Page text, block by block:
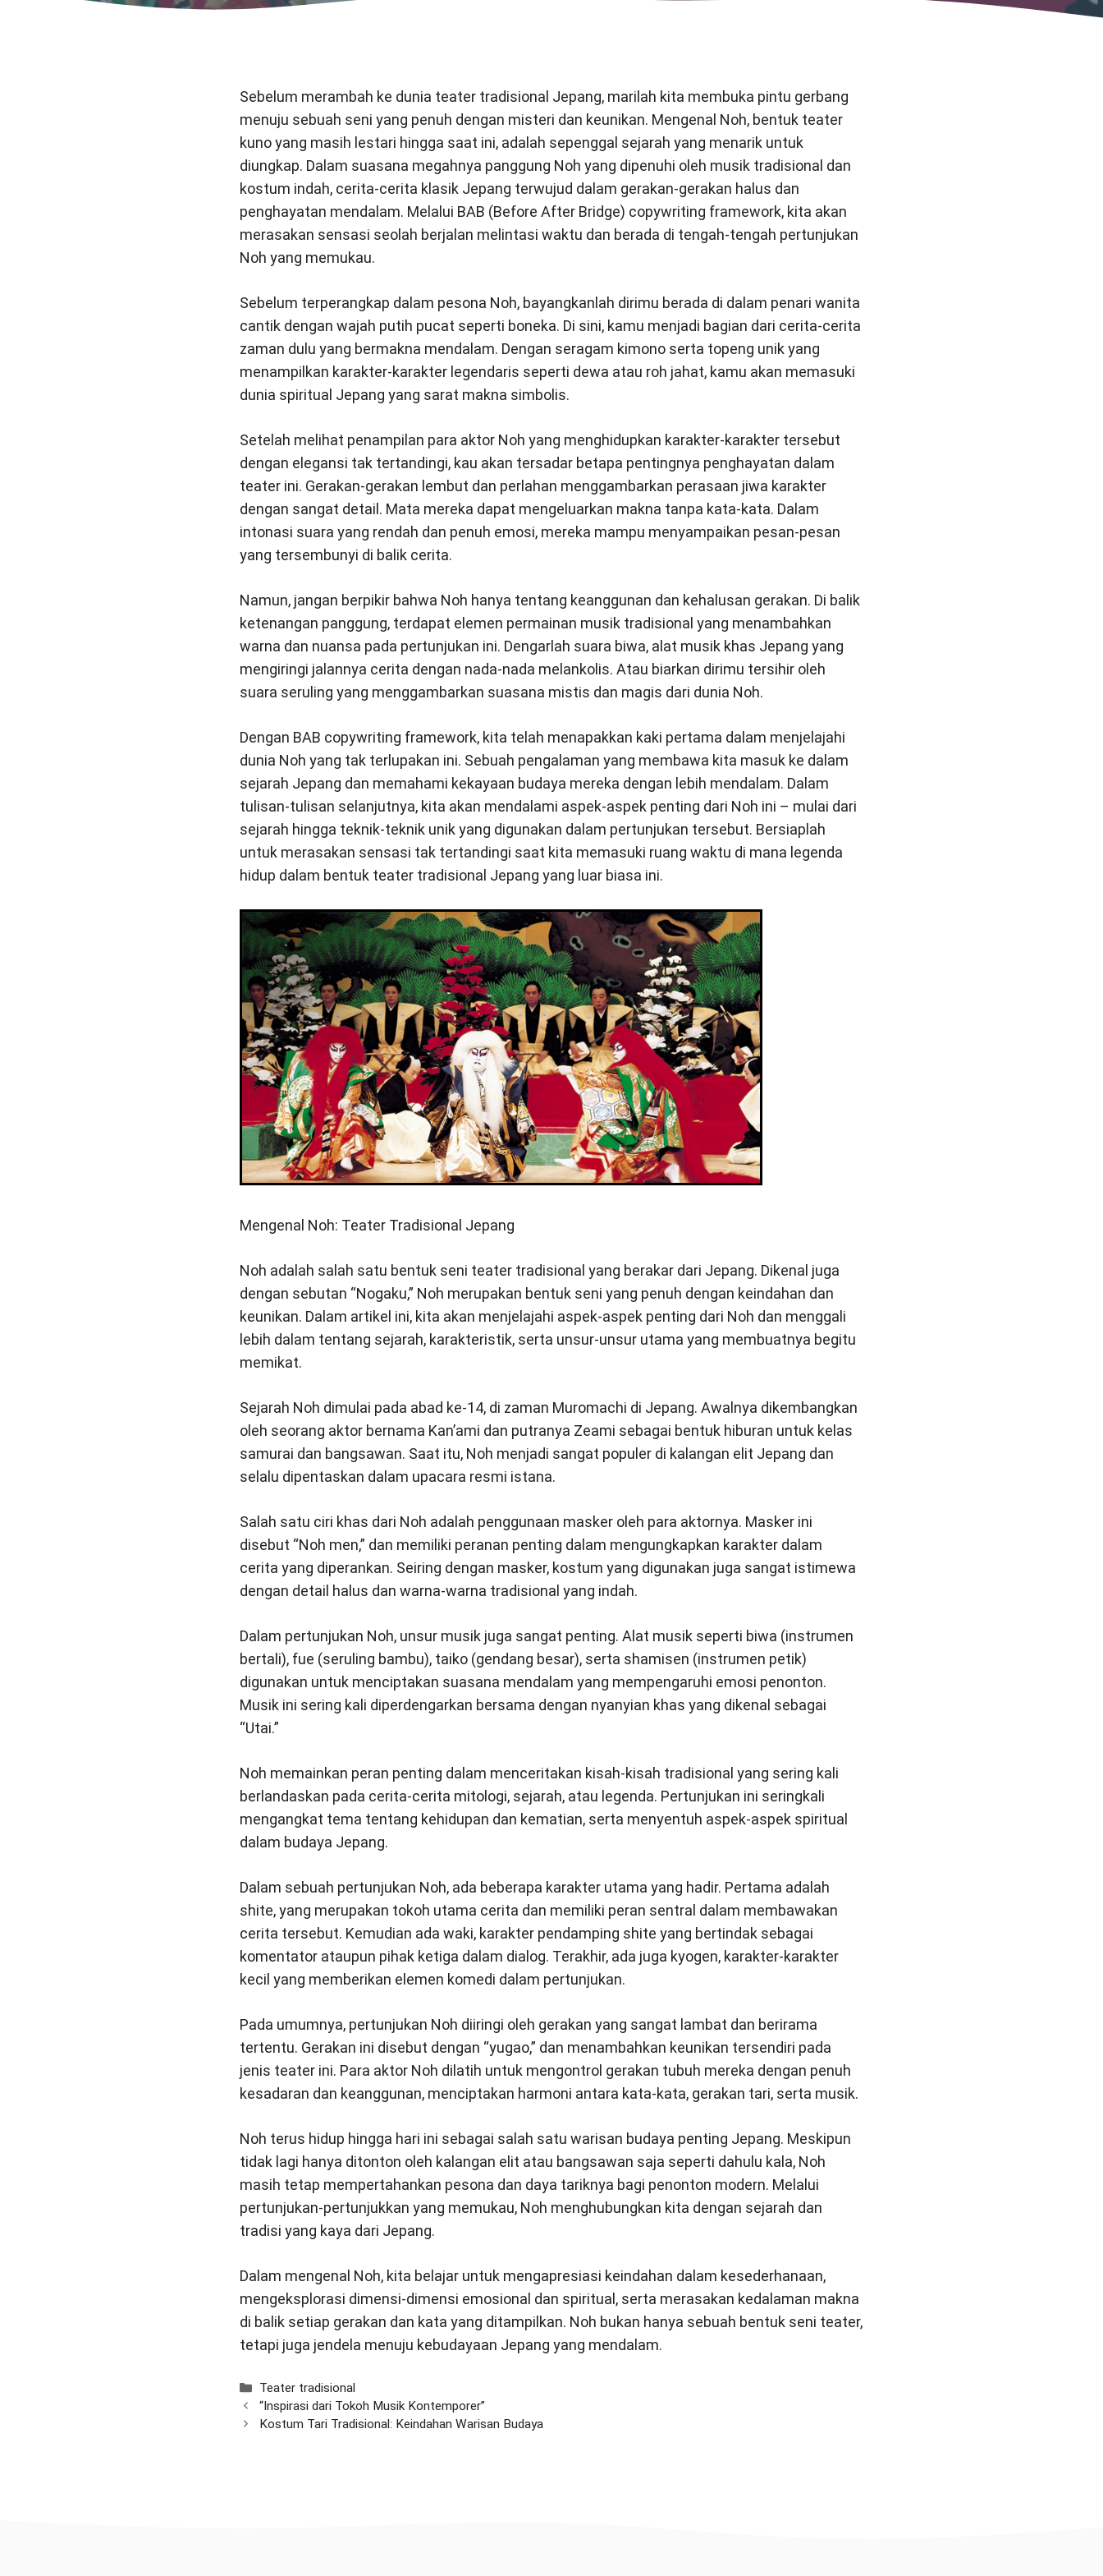
Sebelum merambah ke dunia teater tradisional Jepang, marilah kita membuka pintu gerbang
menuju sebuah seni yang penuh dengan misteri dan keunikan. Mengenal Noh, bentuk teater
kuno yang masih lestari hingga saat ini, adalah sepenggal sejarah yang menarik untuk
diungkap. Dalam suasana megahnya panggung Noh yang dipenuhi oleh musik tradisional dan
kostum indah, cerita-cerita klasik Jepang terwujud dalam gerakan-gerakan halus dan
penghayatan mendalam. Melalui BAB (Before After Bridge) copywriting framework, kita akan
merasakan sensasi seolah berjalan melintasi waktu dan berada di tengah-tengah pertunjukan
Noh yang memukau.
Sebelum terperangkap dalam pesona Noh, bayangkanlah dirimu berada di dalam penari wanita
cantik dengan wajah putih pucat seperti boneka. Di sini, kamu menjadi bagian dari cerita-cerita
zaman dulu yang bermakna mendalam. Dengan seragam kimono serta topeng unik yang
menampilkan karakter-karakter legendaris seperti dewa atau roh jahat, kamu akan memasuki
dunia spiritual Jepang yang sarat makna simbolis.
Setelah melihat penampilan para aktor Noh yang menghidupkan karakter-karakter tersebut
dengan elegansi tak tertandingi, kau akan tersadar betapa pentingnya penghayatan dalam
teater ini. Gerakan-gerakan lembut dan perlahan menggambarkan perasaan jiwa karakter
dengan sangat detail. Mata mereka dapat mengeluarkan makna tanpa kata-kata. Dalam
intonasi suara yang rendah dan penuh emosi, mereka mampu menyampaikan pesan-pesan
yang tersembunyi di balik cerita.
Namun, jangan berpikir bahwa Noh hanya tentang keanggunan dan kehalusan gerakan. Di balik
ketenangan panggung, terdapat elemen permainan musik tradisional yang menambahkan
warna dan nuansa pada pertunjukan ini. Dengarlah suara biwa, alat musik khas Jepang yang
mengiringi jalannya cerita dengan nada-nada melankolis. Atau biarkan dirimu tersihir oleh
suara seruling yang menggambarkan suasana mistis dan magis dari dunia Noh.
Dengan BAB copywriting framework, kita telah menapakkan kaki pertama dalam menjelajahi
dunia Noh yang tak terlupakan ini. Sebuah pengalaman yang membawa kita masuk ke dalam
sejarah Jepang dan memahami kekayaan budaya mereka dengan lebih mendalam. Dalam
tulisan-tulisan selanjutnya, kita akan mendalami aspek-aspek penting dari Noh ini – mulai dari
sejarah hingga teknik-teknik unik yang digunakan dalam pertunjukan tersebut. Bersiaplah
untuk merasakan sensasi tak tertandingi saat kita memasuki ruang waktu di mana legenda
hidup dalam bentuk teater tradisional Jepang yang luar biasa ini.
Mengenal Noh: Teater Tradisional Jepang
Noh adalah salah satu bentuk seni teater tradisional yang berakar dari Jepang. Dikenal juga
dengan sebutan “Nogaku,” Noh merupakan bentuk seni yang penuh dengan keindahan dan
keunikan. Dalam artikel ini, kita akan menjelajahi aspek-aspek penting dari Noh dan menggali
lebih dalam tentang sejarah, karakteristik, serta unsur-unsur utama yang membuatnya begitu
memikat.
Sejarah Noh dimulai pada abad ke-14, di zaman Muromachi di Jepang. Awalnya dikembangkan
oleh seorang aktor bernama Kan’ami dan putranya Zeami sebagai bentuk hiburan untuk kelas
samurai dan bangsawan. Saat itu, Noh menjadi sangat populer di kalangan elit Jepang dan
selalu dipentaskan dalam upacara resmi istana.
Salah satu ciri khas dari Noh adalah penggunaan masker oleh para aktornya. Masker ini
disebut “Noh men,” dan memiliki peranan penting dalam mengungkapkan karakter dalam
cerita yang diperankan. Seiring dengan masker, kostum yang digunakan juga sangat istimewa
dengan detail halus dan warna-warna tradisional yang indah.
Dalam pertunjukan Noh, unsur musik juga sangat penting. Alat musik seperti biwa (instrumen
bertali), fue (seruling bambu), taiko (gendang besar), serta shamisen (instrumen petik)
digunakan untuk menciptakan suasana mendalam yang mempengaruhi emosi penonton.
Musik ini sering kali diperdengarkan bersama dengan nyanyian khas yang dikenal sebagai
“Utai.”
Noh memainkan peran penting dalam menceritakan kisah-kisah tradisional yang sering kali
berlandaskan pada cerita-cerita mitologi, sejarah, atau legenda. Pertunjukan ini seringkali
mengangkat tema tentang kehidupan dan kematian, serta menyentuh aspek-aspek spiritual
dalam budaya Jepang.
Dalam sebuah pertunjukan Noh, ada beberapa karakter utama yang hadir. Pertama adalah
shite, yang merupakan tokoh utama cerita dan memiliki peran sentral dalam membawakan
cerita tersebut. Kemudian ada waki, karakter pendamping shite yang bertindak sebagai
komentator ataupun pihak ketiga dalam dialog. Terakhir, ada juga kyogen, karakter-karakter
kecil yang memberikan elemen komedi dalam pertunjukan.
Pada umumnya, pertunjukan Noh diiringi oleh gerakan yang sangat lambat dan berirama
tertentu. Gerakan ini disebut dengan “yugao,” dan menambahkan keunikan tersendiri pada
jenis teater ini. Para aktor Noh dilatih untuk mengontrol gerakan tubuh mereka dengan penuh
kesadaran dan keanggunan, menciptakan harmoni antara kata-kata, gerakan tari, serta musik.
Noh terus hidup hingga hari ini sebagai salah satu warisan budaya penting Jepang. Meskipun
tidak lagi hanya ditonton oleh kalangan elit atau bangsawan saja seperti dahulu kala, Noh
masih tetap mempertahankan pesona dan daya tariknya bagi penonton modern. Melalui
pertunjukan-pertunjukkan yang memukau, Noh menghubungkan kita dengan sejarah dan
tradisi yang kaya dari Jepang.
Dalam mengenal Noh, kita belajar untuk mengapresiasi keindahan dalam kesederhanaan,
mengeksplorasi dimensi-dimensi emosional dan spiritual, serta merasakan kedalaman makna
di balik setiap gerakan dan kata yang ditampilkan. Noh bukan hanya sebuah bentuk seni teater,
tetapi juga jendela menuju kebudayaan Jepang yang mendalam.
Categories
Teater tradisional
“Inspirasi dari Tokoh Musik Kontemporer”
Kostum Tari Tradisional: Keindahan Warisan Budaya